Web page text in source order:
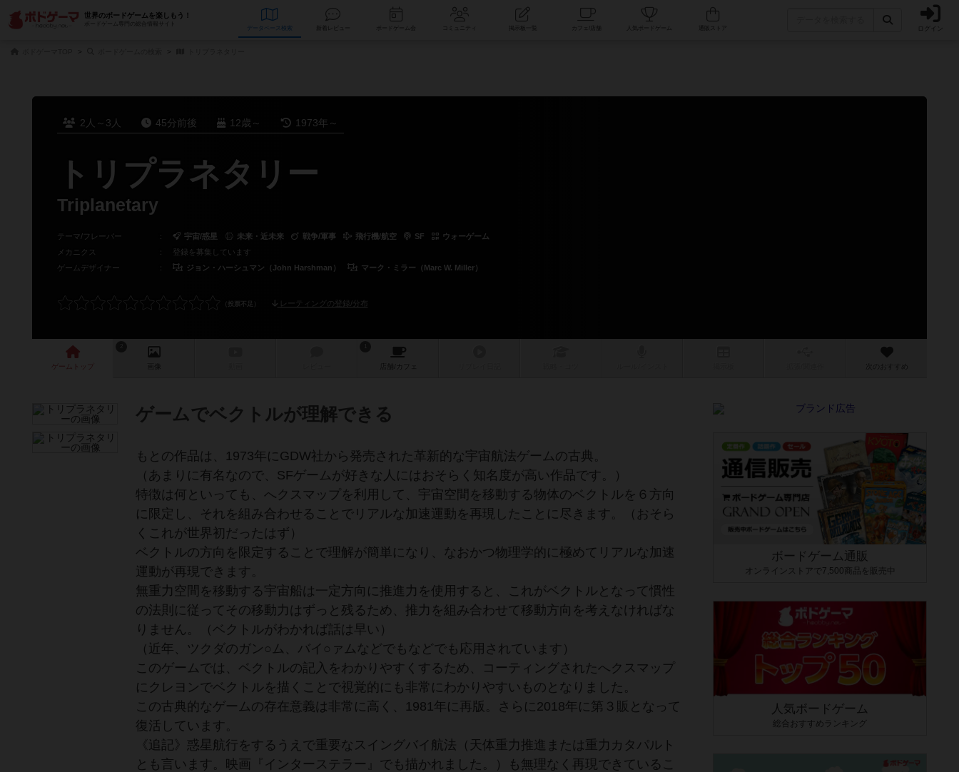
世界のボードゲームを楽しもう！
ボードゲーム専門の総合情報サイト
データベース コミュニティ 人気ボードゲーム ログイン
2人～3人 45分前後 12歳～ 1973年～
トリプラネタリー
Triplanetary
テーマ/フレーバー ： 宇宙/惑星 未来・近未来 戦争/軍事 飛行機/航空 SF
ウォーゲーム
メカニクス
：
登録を募集しています
ゲームデザイナー
： ジョン・ハーシュマン（John Harshman） マーク・ミラー（Marc W. Miller）
レーティングの登録/分布
ゲーム 画像 店舗/ カフェ 次のおすすめ
ゲームでベクトルが理解できる
もとの作品は、1973年にGDW社から発売された革新的な宇宙航法ゲームの古典。
（あまりに有名なので、SFゲームが好きな人にはおそらく知名度が高い作品です。）
特徴は何といっても、へクスマップを利用して、宇宙空間を移動する物体のベクトルを６方向
に限定し、それを組み合わせることでリアルな加速運動を再現したことに尽きます。（おそら
くこれが世界初だったはず）
ベクトルの方向を限定することで理解が簡単になり、なおかつ物理学的に極めてリアルな加速
運動が再現できます。
無重力空間を移動する宇宙船は一定方向に推進力を使用すると、これがベクトルとなって慣性
の法則に従ってその移動力はずっと残るため、推力を組み合わせて移動方向を考えなければな
りません。（ベクトルがわかれば話は早い）
（近年、ツクダのガン○ム、バイ○ァムなどでもなどでも応用されています）
このゲームでは、ベクトルの記入をわかりやすくするため、コーティングされたへクスマップ
にクレヨンでベクトルを描くことで視覚的にも非常にわかりやすいものとなりました。
この古典的なゲームの存在意義は非常に高く、1981年に再版。さらに2018年に第３販となって
復活しています。
《追記》惑星航行をするうえで重要なスイングバイ航法（天体重力推進または重力カタパルト
とも言います。映画『インターステラー』でも描かれました。）も無理なく再現できているこ
ボードゲーム通販
オンラインストアで7,500商品を販売中
人気ボードゲーム
総合おすすめランキング